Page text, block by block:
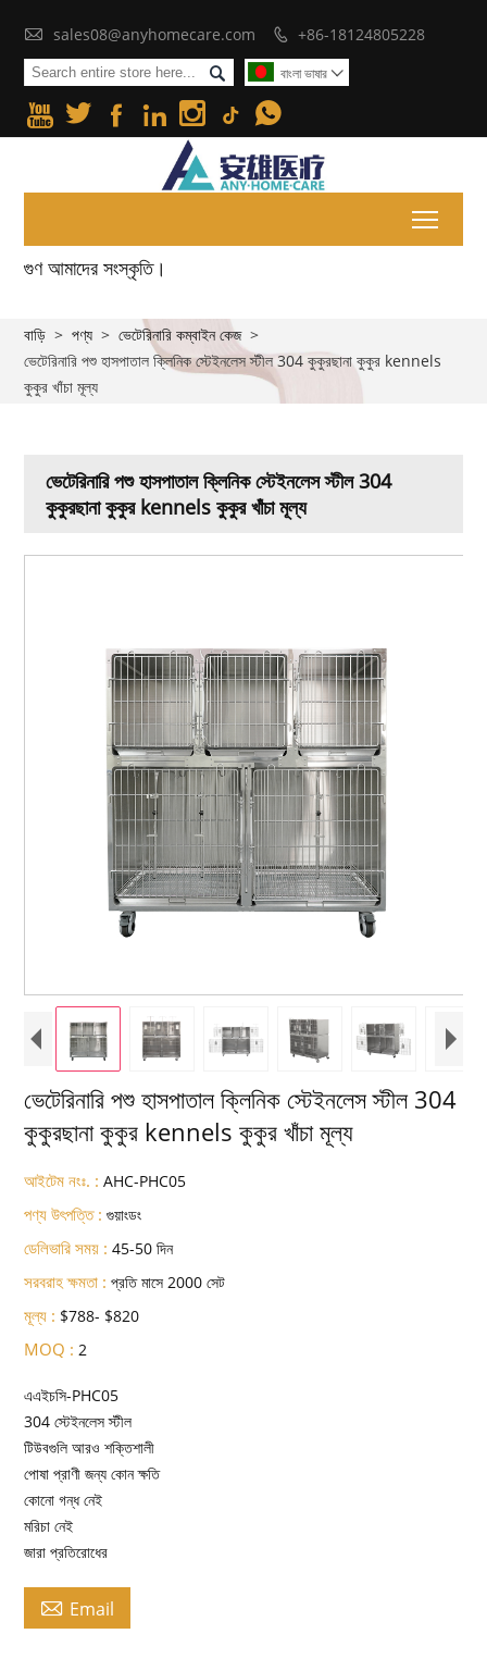
 sales08@anyhomecare.com  +86-18124805228
 বাংলা ভাষার 
     
গুণ আমাদের সংস্কৃতি।
বাড়ি > পণ্য > ভেটেরিনারি কম্বাইন কেজ >
ভেটেরিনারি পশু হাসপাতাল ক্লিনিক স্টেইনলেস স্টীল 304 কুকুরছানা কুকুর kennels
কুকুর খাঁচা মূল্য
ভেটেরিনারি পশু হাসপাতাল ক্লিনিক স্টেইনলেস স্টীল 304
কুকুরছানা কুকুর kennels কুকুর খাঁচা মূল্য
ভেটেরিনারি পশু হাসপাতাল ক্লিনিক স্টেইনলেস স্টীল 304
কুকুরছানা কুকুর kennels কুকুর খাঁচা মূল্য
আইটেম নংঃ. : AHC-PHC05
পণ্য উৎপত্তি : গুয়াংডং
ডেলিভারি সময় : 45-50 দিন
সরবরাহ ক্ষমতা : প্রতি মাসে 2000 সেট
মূল্য : $788- $820
MOQ : 2
এএইচসি-PHC05
304 স্টেইনলেস স্টীল
টিউবগুলি আরও শক্তিশালী
পোষা প্রাণী জন্য কোন ক্ষতি
কোনো গন্ধ নেই
মরিচা নেই
জারা প্রতিরোধের
 Email